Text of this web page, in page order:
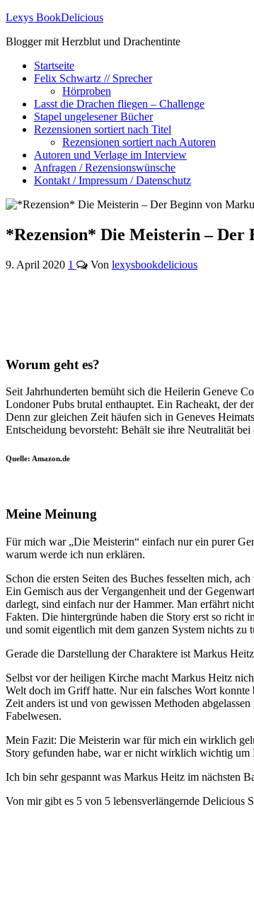
Lexys BookDelicious
Blogger mit Herzblut und Drachentinte
Startseite
Felix Schwartz // Sprecher
Hörproben
Lasst die Drachen fliegen – Challenge
Stapel ungelesener Bücher
Rezensionen sortiert nach Titel
Rezensionen sortiert nach Autoren
Autoren und Verlage im Interview
Anfragen / Rezensionswünsche
Kontakt / Impressum / Datenschutz
*Rezension* Die Meisterin – Der
9. April 2020 1 Von lexysbookdelicious
Worum geht es?
Seit Jahrhunderten bemüht sich die Heilerin Geneve
Londoner Pubs brutal enthauptet. Ein Racheakt, der
Denn zur gleichen Zeit häufen sich in Geneves
Entscheidung bevorsteht: Behält sie ihre Neutralität
Quelle: Amazon.de
Meine Meinung
Für mich war „Die Meisterin“ einfach nur ein purer
warum werde ich nun erklären.
Schon die ersten Seiten des Buches fesselten mich,
Ein Gemisch aus der Vergangenheit und der
darlegt, sind einfach nur der Hammer. Man erfährt
Fakten. Die hintergründe haben die Story erst so richt
und somit eigentlich mit dem ganzen System nichts zu
Gerade die Darstellung der Charaktere ist Markus
Selbst vor der heiligen Kirche macht Markus Heitz
Welt doch im Griff hatte. Nur ein falsches Wort
Zeit anders ist und von gewissen Methoden
Fabelwesen.
Mein Fazit: Die Meisterin war für mich ein wirklich
Story gefunden habe, war er nicht wirklich wichtig um
Ich bin sehr gespannt was Markus Heitz im nächsten
Von mir gibt es 5 von 5 lebensverlängernde Delicious